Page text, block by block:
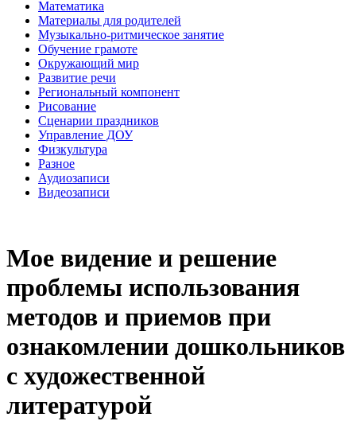
Математика
Материалы для родителей
Музыкально-ритмическое занятие
Обучение грамоте
Окружающий мир
Развитие речи
Региональный компонент
Рисование
Сценарии праздников
Управление ДОУ
Физкультура
Разное
Аудиозаписи
Видеозаписи
Мое видение и решение
проблемы использования
методов и приемов при
ознакомлении дошкольников
с художественной
литературой